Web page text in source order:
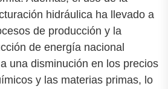
hidráulica ha llevado a
de producción y la
de energía nacional
una disminución en los precios
y las materias primas, lo